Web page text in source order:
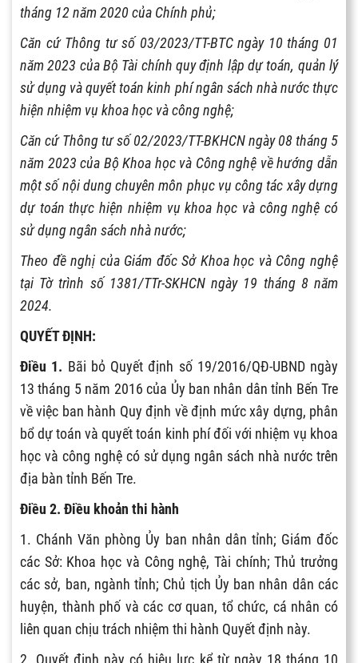
tháng 12 năm 2020 của Chính phủ;
Căn cứ Thông tư số 03/2023/TT-BTC ngày 10 tháng 01
năm 2023 của Bộ Tài chính quy định lập dự toán, quản lý
sử dụng và quyết toán kinh phí ngân sách nhà nước thực
hiện nhiệm vụ khoa học và công nghệ;
Căn cứ Thông tư số 02/2023/TT-BKHCN ngày 08 tháng 5
năm 2023 của Bộ Khoa học và Công nghệ về hướng dẫn
một số nội dung chuyên môn phục vụ công tác xây dựng
dự toán thực hiện nhiệm vụ khoa học và công nghệ có
sử dụng ngân sách nhà nước;
Theo đề nghị của Giám đốc Sở Khoa học và Công nghệ
tại Tờ trình số 1381/TTr-SKHCN ngày 19 tháng 8 năm
2024.
QUYẾT ĐỊNH:
Điều 1. Bãi bỏ Quyết định số 19/2016/QĐ-UBND ngày
13 tháng 5 năm 2016 của Ủy ban nhân dân tỉnh Bến Tre
về việc ban hành Quy định về định mức xây dựng, phân
bổ dự toán và quyết toán kinh phí đối với nhiệm vụ khoa
học và công nghệ có sử dụng ngân sách nhà nước trên
địa bàn tỉnh Bến Tre.
Điều 2. Điều khoản thi hành
1. Chánh Văn phòng Ủy ban nhân dân tỉnh; Giám đốc
các Sở: Khoa học và Công nghệ, Tài chính; Thủ trưởng
các sở, ban, ngành tỉnh; Chủ tịch Ủy ban nhân dân các
huyện, thành phố và các cơ quan, tổ chức, cá nhân có
liên quan chịu trách nhiệm thi hành Quyết định này.
2. Quyết định này có hiệu lực kể từ ngày 18 tháng 10